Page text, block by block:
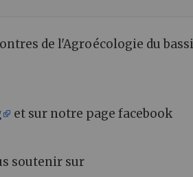
de l'Agroécologie du
et sur notre page facebook
soutenir sur